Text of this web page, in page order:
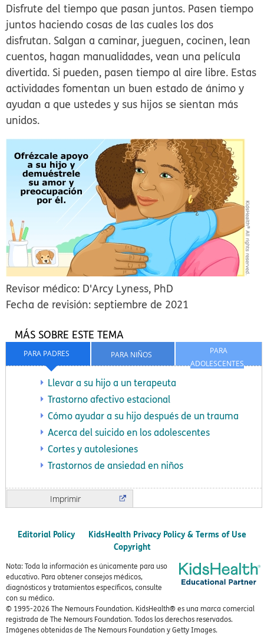
Disfrute del tiempo que pasan juntos. Pasen tiempo
juntos haciendo cosas de las cuales los dos
disfrutan. Salgan a caminar, jueguen, cocinen, lean
cuentos, hagan manualidades, vean una película
divertida. Si pueden, pasen tiempo al aire libre. Estas
actividades fomentan un buen estado de ánimo y
ayudan a que ustedes y sus hijos se sientan más
unidos.
Revisor médico: D'Arcy Lyness, PhD
Fecha de revisión: septiembre de 2021
PARA
ADOLESCENTES
PARA NIÑOS
PARA PADRES
MÁS SOBRE ESTE TEMA
Llevar a su hijo a un terapeuta
Trastorno afectivo estacional
Cómo ayudar a su hijo después de un trauma
Acerca del suicido en los adolescentes
Cortes y autolesiones
Trastornos de ansiedad en niños
Imprimir
Editorial Policy
KidsHealth Privacy Policy & Terms of Use
Copyright
Nota: Toda la información es únicamente para uso
educativo. Para obtener consejos médicos,
diagnósticos y tratamientos específicos, consulte
con su médico.
© 1995-2026 The Nemours Foundation. KidsHealth® es una marca comercial
registrada de The Nemours Foundation. Todos los derechos reservados.
Imágenes obtenidas de The Nemours Foundation y Getty Images.